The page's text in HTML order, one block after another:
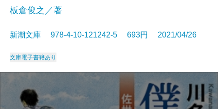
板倉俊之／著
新潮文庫 978-4-10-121242-5 693円 2021/04/26
文庫電子書籍あり